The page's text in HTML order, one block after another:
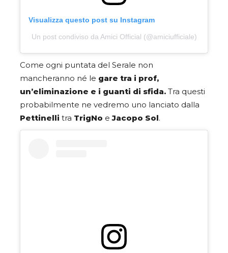
Visualizza questo post su Instagram
Un post condiviso da Amici Official (@amiciufficiale)
Come ogni puntata del Serale non
mancheranno né le gare tra i prof,
un’eliminazione e i guanti di sfida. Tra questi
probabilmente ne vedremo uno lanciato dalla
Pettinelli tra TrigNo eJacopo Sol .